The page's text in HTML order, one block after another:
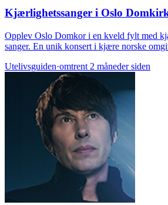
Kjærlighetssanger i Oslo
Opplev Oslo Domkor i en kveld fylt med
sanger. En unik konsert i kjære norske
Utelivsguiden·omtrent 2 måneder siden